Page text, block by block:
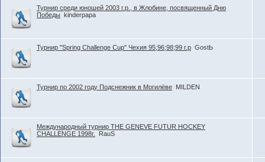
Турнир среди юношей 2003 г.р., в Жлобине, посвященный Дню
Победы kinderpapa
Турнир "Spring Challenge Cup" Чехия 95;96;98;99 г.р GostЬ
Турнир по 2002 году Подснежник в Могилёве MILDEN
Международный турнир THE GENEVE FUTUR HOCKEY
CHALLENGE 1998г.
RauS